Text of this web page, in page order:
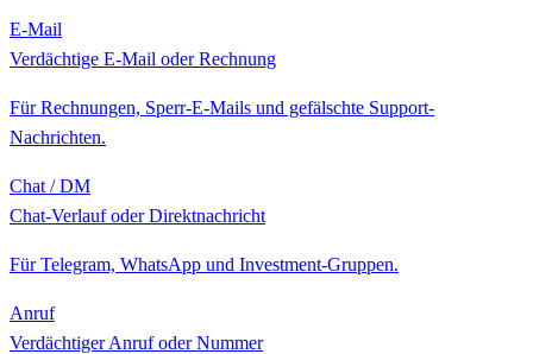
E-Mail
Verdächtige E-Mail oder Rechnung
Für Rechnungen, Sperr-E-Mails und gefälschte Support-
Nachrichten.
Chat / DM
Chat-Verlauf oder Direktnachricht
Für Telegram, WhatsApp und Investment-Gruppen.
Anruf
Verdächtiger Anruf oder Nummer